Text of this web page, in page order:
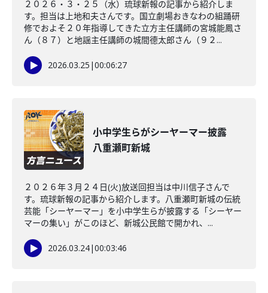
２０２６・３・２５（水）琉球新報の記事から紹介しま
す。担当は上地和夫さんです。国立劇場おきなわの組踊研
修でおよそ２０年指導してきた立方主任講師の宮城能鳳さ
ん（８７）と地謡主任講師の城間德太郎さん（９２...
2026.03.25 |00:06:27
小中学生らがシーヤーマー披露
八重瀬町新城
２０２６年３月２４日(火)放送回担当は中川信子さんで
す。琉球新報の記事から紹介します。八重瀬町新城の伝統
芸能「シーヤーマー」を小中学生らが披露する「シーヤー
マーの集い」がこのほど、新城公民館で開かれ、...
2026.03.24|00:03:46